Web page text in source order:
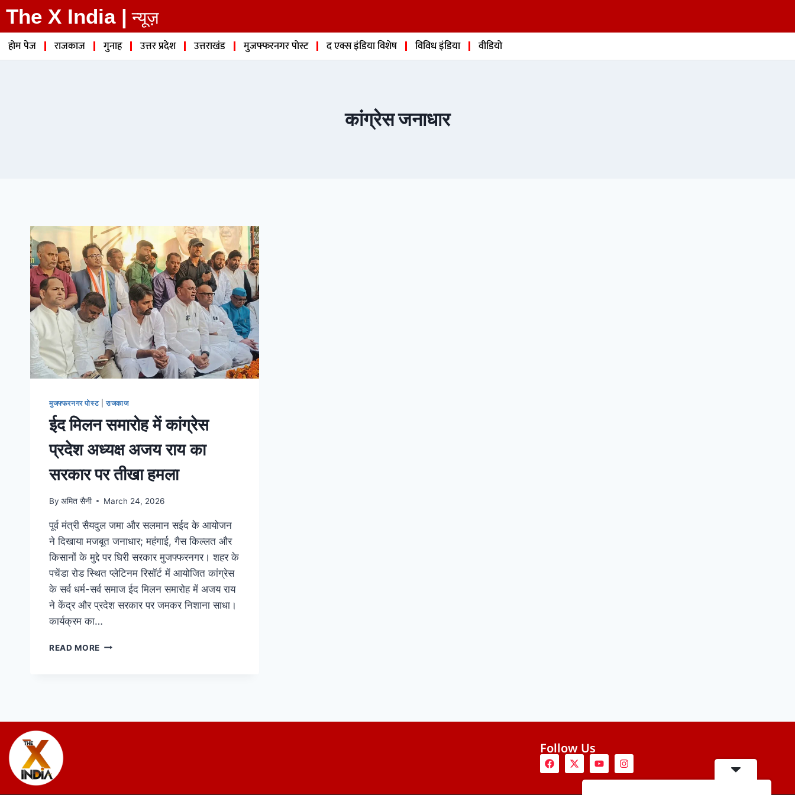
The X India | न्यूज़
होम पेज राजकाज गुनाह उत्तर प्रदेश उत्तराखंड मुजफ्फरनगर पोस्ट द एक्स इंडिया विशेष विविध इंडिया वीडियो
कांग्रेस जनाधार
मुजफ्फरनगर पोस्ट| राजकाज
ईद मिलन समारोह में कांग्रेस
प्रदेश अध्यक्ष अजय राय का
सरकार पर तीखा हमला
By अमित सैनी March 24, 2026
पूर्व मंत्री सैयदुल जमा और सलमान सईद के आयोजन
ने दिखाया मजबूत जनाधार; महंगाई, गैस किल्लत और
किसानों के मुद्दे पर घिरी सरकार मुजफ्फरनगर। शहर के
पचेंडा रोड स्थित प्लेटिनम रिसॉर्ट में आयोजित कांग्रेस
के सर्व धर्म-सर्व समाज ईद मिलन समारोह में अजय राय
ने केंद्र और प्रदेश सरकार पर जमकर निशाना साधा।
कार्यक्रम का…
READ MORE
Follow Us